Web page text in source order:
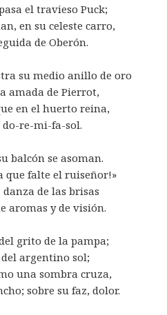
el travieso Puck;
en su celeste carro,
de Oberón.
su medio anillo de oro
amada de Pierrot,
en el huerto reina,
re-mi-fa-sol.
balcón se asoman.
que falte el ruiseñor!»
de las brisas
aromas y de visión.
grito de la pampa;
argentino sol;
una sombra cruza,
sobre su faz, dolor.